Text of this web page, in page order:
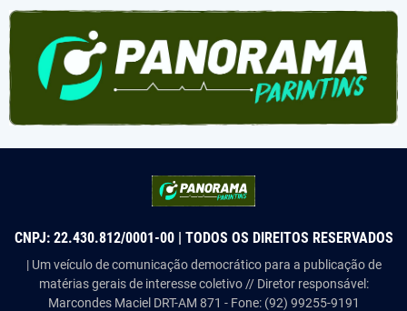
CNPJ: 22.430.812/0001-00 | TODOS OS DIREITOS RESERVADOS
| Um veículo de comunicação democrático para a publicação de
matérias gerais de interesse coletivo // Diretor responsável:
Marcondes Maciel DRT-AM 871 - Fone: (92) 99255-9191